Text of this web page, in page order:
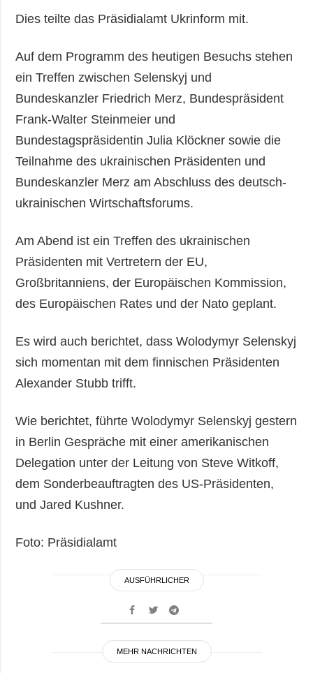
Dies teilte das Präsidialamt Ukrinform mit.
Auf dem Programm des heutigen Besuchs stehen
ein Treffen zwischen Selenskyj und
Bundeskanzler Friedrich Merz, Bundespräsident
Frank-Walter Steinmeier und
Bundestagspräsidentin Julia Klöckner sowie die
Teilnahme des ukrainischen Präsidenten und
Bundeskanzler Merz am Abschluss des deutsch-
ukrainischen Wirtschaftsforums.
Am Abend ist ein Treffen des ukrainischen
Präsidenten mit Vertretern der EU,
Großbritanniens, der Europäischen Kommission,
des Europäischen Rates und der Nato geplant.
Es wird auch berichtet, dass Wolodymyr Selenskyj
sich momentan mit dem finnischen Präsidenten
Alexander Stubb trifft.
Wie berichtet, führte Wolodymyr Selenskyj gestern
in Berlin Gespräche mit einer amerikanischen
Delegation unter der Leitung von Steve Witkoff,
dem Sonderbeauftragten des US-Präsidenten,
und Jared Kushner.
Foto: Präsidialamt
AUSFÜHRLICHER
MEHR NACHRICHTEN